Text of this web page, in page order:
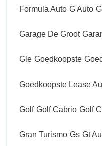
Formula Auto G Auto
Garage De Groot
Gle Goedkoopste
Goedkoopste Lease
Golf Golf Cabrio Golf
Gran Turismo Gs Gt